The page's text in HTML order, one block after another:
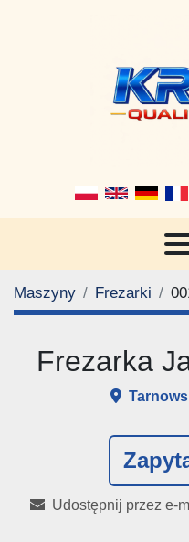
Maszyny Frezarki
Frezarka
Udostępnij przez e-